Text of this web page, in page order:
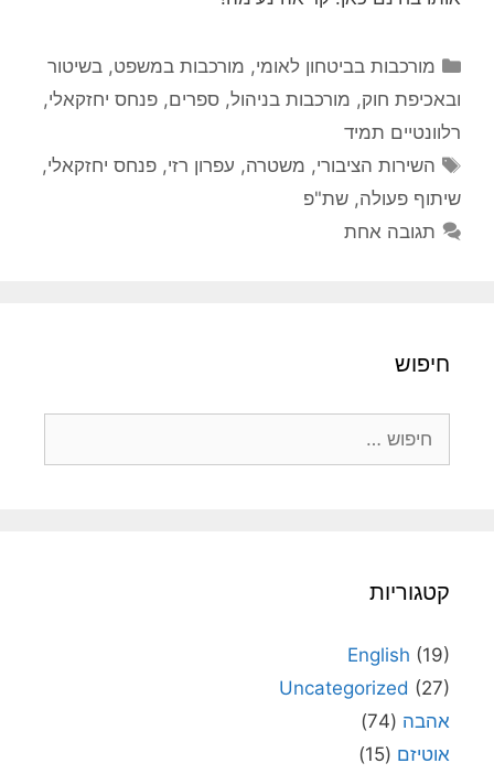
קטגוריות
מורכבות בביטחון לאומי, מורכבות במשפט, בשיטור
ובאכיפת חוק, מורכבות בניהול, ספרים, פנחס יחזקאלי,
רלוונטיים תמיד
תגיות
השירות הציבורי, משטרה, עפרון רזי,פנחס יחזקאלי,
שיתוף פעולה, שת"פ
תגובה אחת
חיפוש
קטגוריות
English (19)
Uncategorized (27)
אהבה (74)
אוטיזם (15)